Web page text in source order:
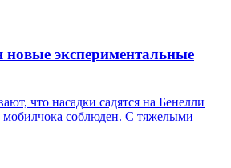
новые экспериментальные
что насадки садятся на Бенелли
мобилчока соблюден. С тяжелыми